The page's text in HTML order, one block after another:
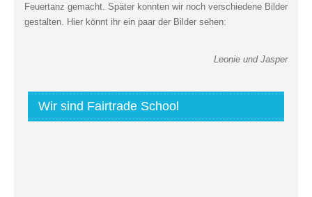
Feuertanz gemacht. Später konnten wir noch verschiedene Bilder
gestalten. Hier könnt ihr ein paar der Bilder sehen:
Leonie und Jasper
Wir sind Fairtrade School